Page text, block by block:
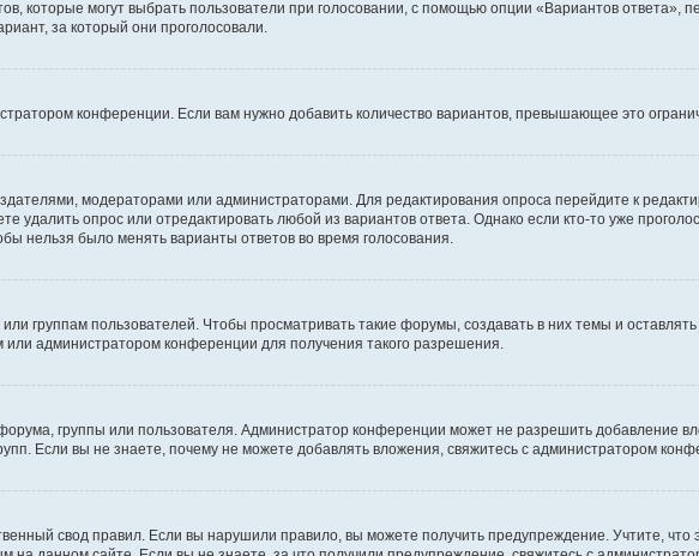
которые могут выбрать пользователи при голосовании, с помощью опции «Вариантов ответа»,
за который они проголосовали.
конференции. Если вам нужно добавить количество вариантов, превышающее это
модераторами или администраторами. Для редактирования опроса перейдите к
удалить опрос или отредактировать любой из вариантов ответа. Однако если кто-то уже
нельзя было менять варианты ответов во время голосования.
группам пользователей. Чтобы просматривать такие форумы, создавать в них темы и
администратором конференции для получения такого разрешения.
группы или пользователя. Администратор конференции может не разрешить добавление
Если вы не знаете, почему не можете добавлять вложения, свяжитесь с администратором
свод правил. Если вы нарушили правило, вы можете получить предупреждение. Учтите,